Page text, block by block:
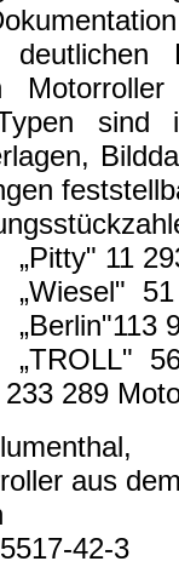
deutlichen
sind
11
51
56
289
aus
42-3